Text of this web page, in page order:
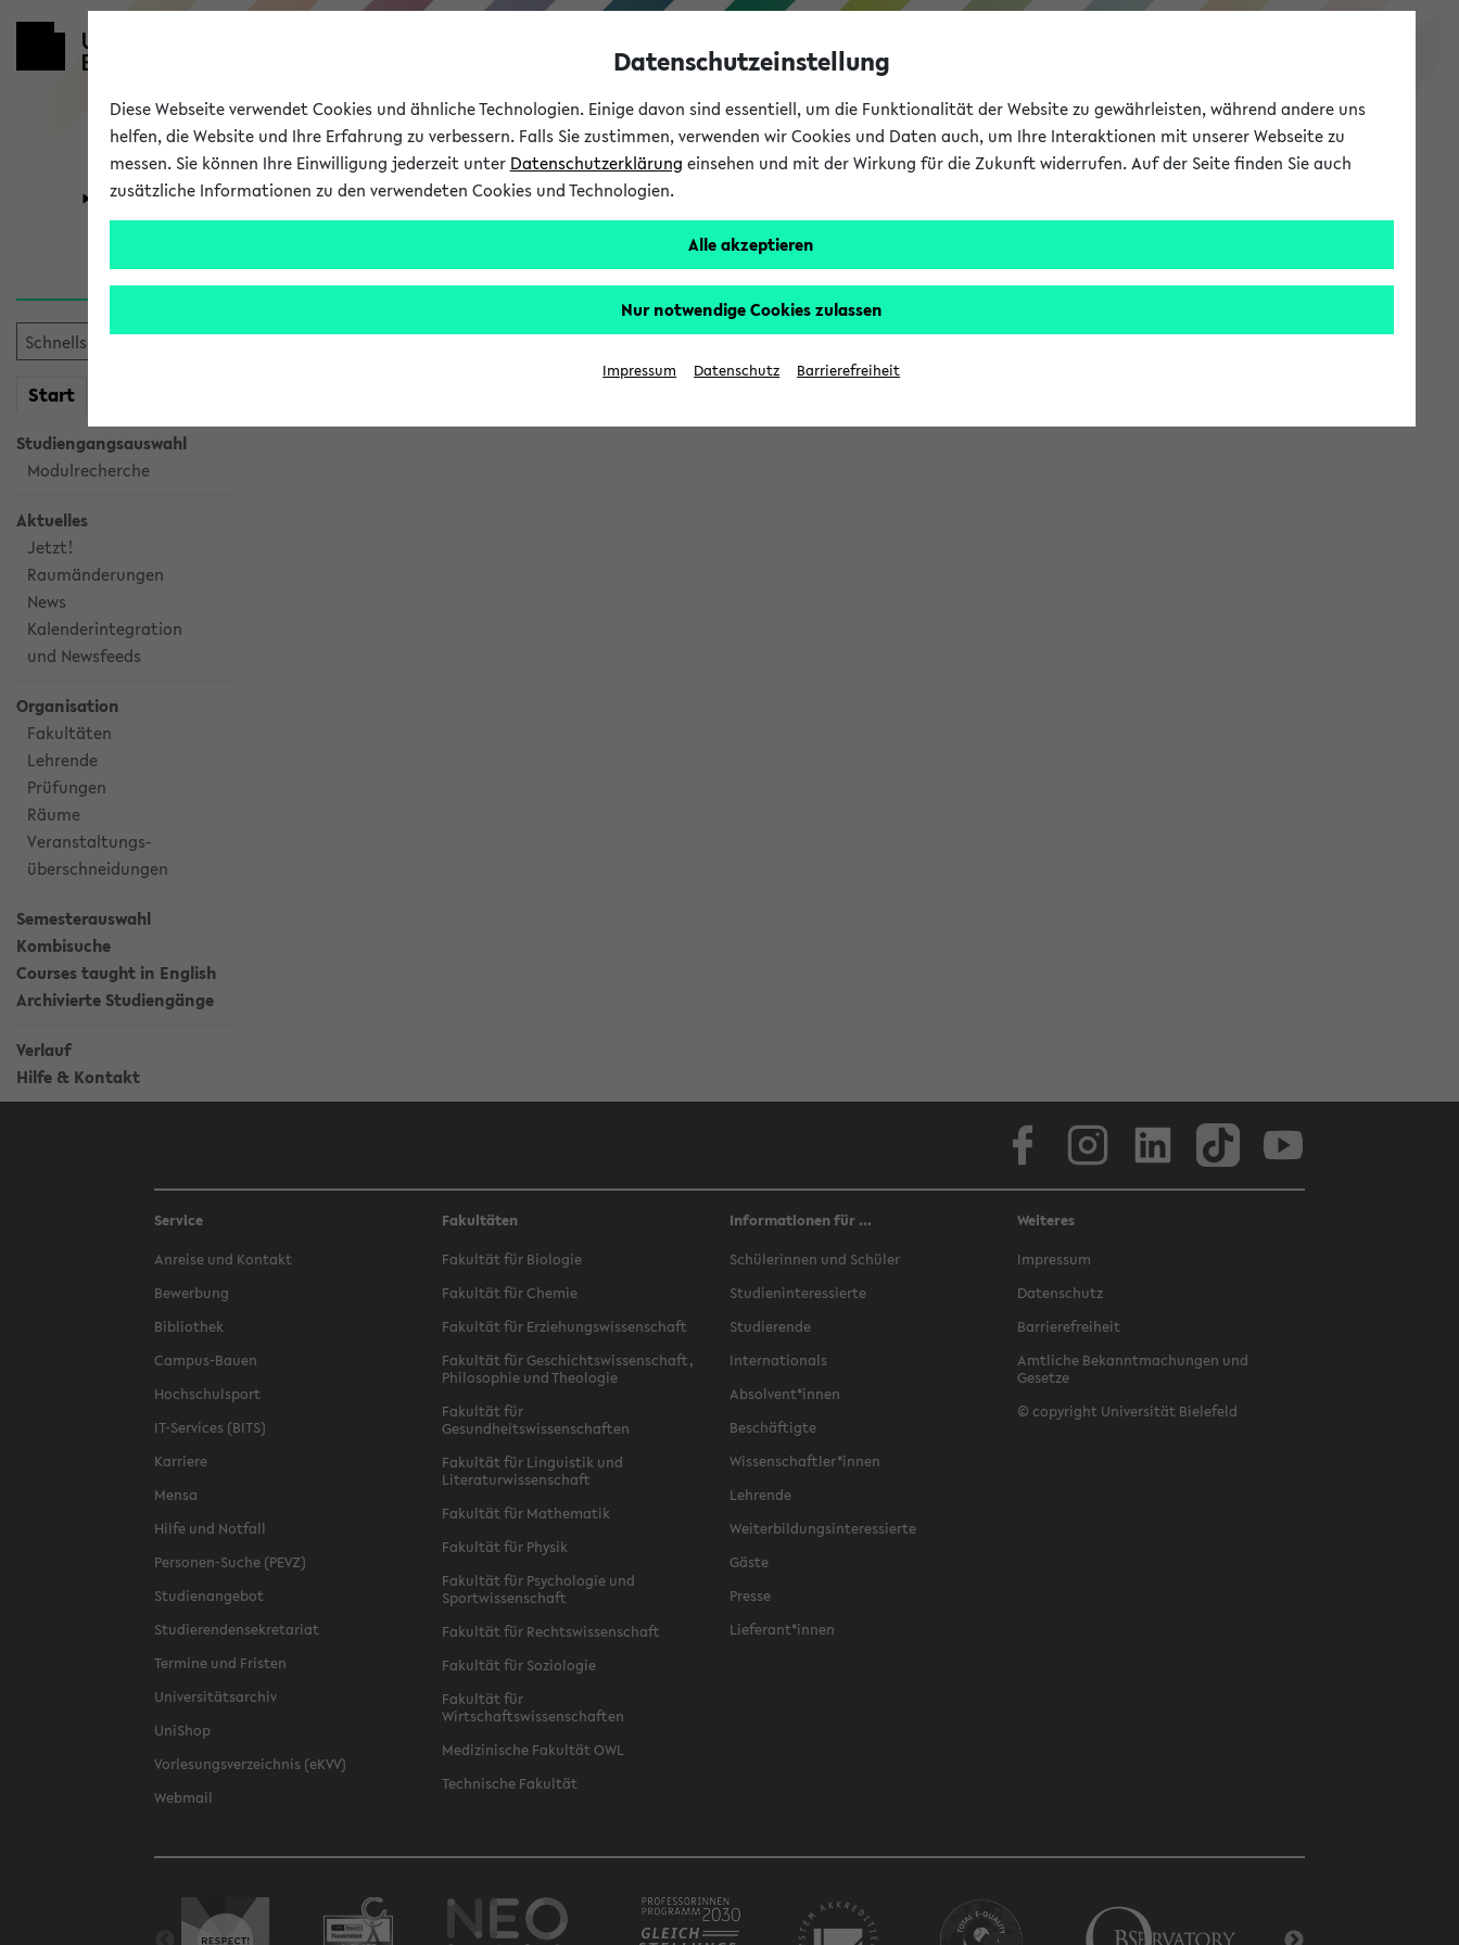
eKVV
Universität Forschung Studium
Start
Studiengangsauswahl
Modulrecherche
Aktuelles
Jetzt!
Raumänderungen
News
Kalenderintegration
und Newsfeeds
Organisation
Fakultäten
Lehrende
Prüfungen
Räume
Veranstaltungs-
überschneidungen
Semesterauswahl
Kombisuche
Courses taught in English
Archivierte Studiengänge
Verlauf
Hilfe & Kontakt
Verlauf
Service
Anreise und Kontakt
Bewerbung
Bibliothek
Campus-Bauen
Hochschulsport
IT-Services (BITS)
Karriere
Mensa
Hilfe und Notfall
Personen-Suche (PEVZ)
Studienangebot
Studierendensekretariat
Termine und Fristen
Universitätsarchiv
UniShop
Vorlesungsverzeichnis (eKVV)
Webmail
Fakultäten
Fakultät für Biologie
Fakultät für Chemie
Fakultät für Erziehungswissenschaft
Fakultät für Geschichtswissenschaft,
Philosophie und Theologie
Fakultät für
Gesundheitswissenschaften
Fakultät für Linguistik und
Literaturwissenschaft
Fakultät für Mathematik
Fakultät für Physik
Fakultät für Psychologie und
Sportwissenschaft
Fakultät für Rechtswissenschaft
Fakultät für Soziologie
Fakultät für
Wirtschaftswissenschaften
Medizinische Fakultät OWL
Technische Fakultät
Informationen für ...
Schülerinnen und Schüler
Studieninteressierte
Studierende
Internationals
Absolvent*innen
Beschäftigte
Wissenschaftler*innen
Lehrende
Weiterbildungsinteressierte
Gäste
Presse
Lieferant*innen
Weiteres
Impressum
Datenschutz
Barrierefreiheit
Amtliche Bekanntmachungen und
Gesetze
© copyright Universität Bielefeld
Datenschutzeinstellung
Diese Webseite verwendet Cookies und ähnliche Technologien. Einige davon sind essentiell, um die Funktionalität der Website zu gewährleisten, während andere uns
helfen, die Website und Ihre Erfahrung zu verbessern. Falls Sie zustimmen, verwenden wir Cookies und Daten auch, um Ihre Interaktionen mit unserer Webseite zu
messen. Sie können Ihre Einwilligung jederzeit unter Datenschutzerklärung einsehen und mit der Wirkung für die Zukunft widerrufen. Auf der Seite finden Sie auch
zusätzliche Informationen zu den verwendeten Cookies und Technologien.
Alle akzeptieren
Nur notwendige Cookies zulassen
Impressum Datenschutz Barrierefreiheit